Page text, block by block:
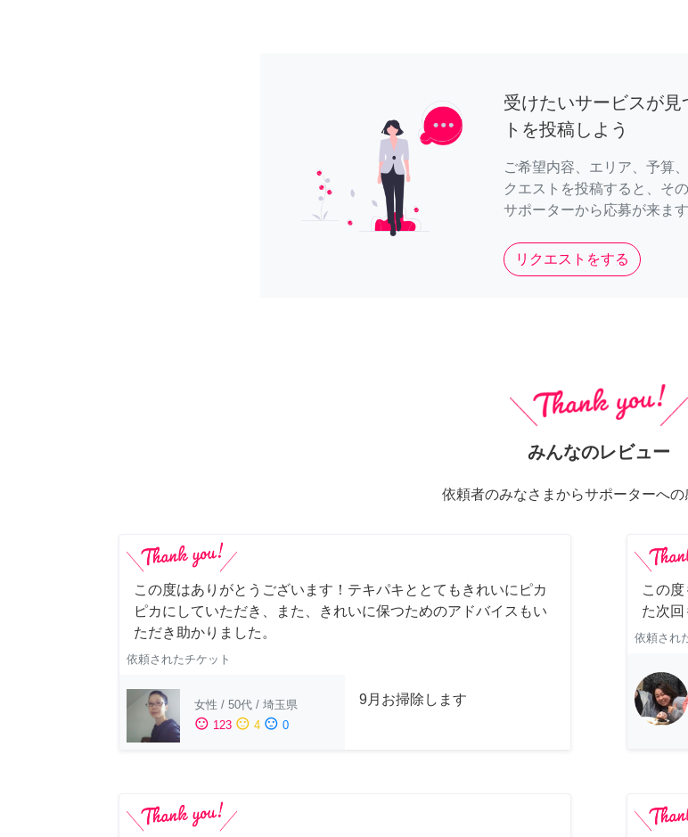
受けたいサービスが
トを投稿しよう
ご希望内容、エリア、予算
クエストを投稿すると、そ
サポーターから応募が来ます
リクエストをする
みんなのレビュー
依頼者のみなさまからサポーターへ
この度はありがとうございます！テキパキととてもきれいにピカ
ピカにしていただき、また、きれいに保つためのアドバイスもい
ただき助かりました。
依頼されたチケット
女性 / 50代 / 埼玉県
sentiment_satisfied 123 sentiment_neutral 4 sentiment_dissatisfied 0
9月お掃除します
この
た次回
依頼され